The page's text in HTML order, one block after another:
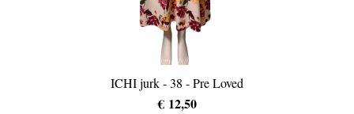
ICHI jurk - 38 - Pre Loved
€ 12,50